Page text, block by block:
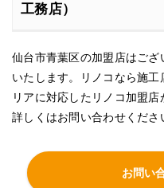
工務店）
仙台市青葉区の加盟店はご
いたします。リノコなら施
リアに対応したリノコ加盟店
詳しくはお問い合わせくださ
お問い